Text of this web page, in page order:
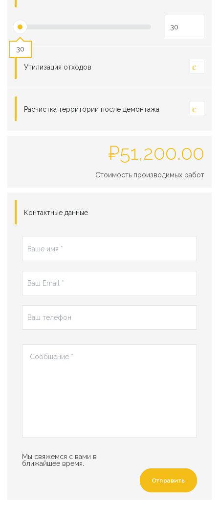
30
Утилизация отходов
Расчистка территории после демонтажа
₽51,200.00
Стоимость производимых работ
Контактные данные
Мы свяжемся с вами в
ближайшее время.
Отправить